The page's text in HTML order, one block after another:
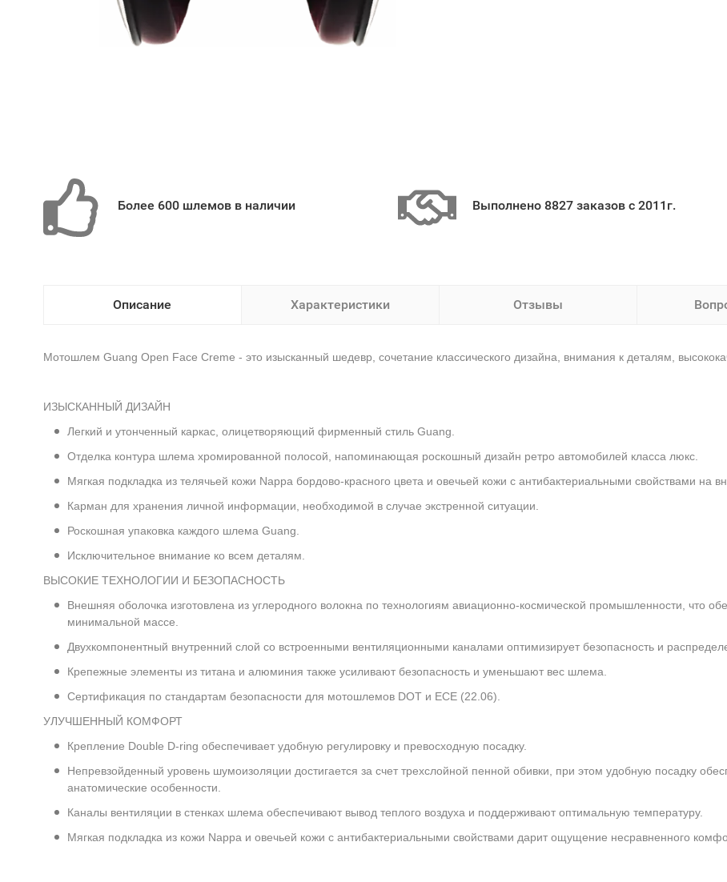
Более 600 шлемов в наличии Выполнено 8827 заказов с 2011г.
Описание Характеристики Отзывы
Мотошлем Guang Open Face Creme - это изысканный шедевр, сочетание классического дизайна, внимания к деталям,
ИЗЫСКАННЫЙ ДИЗАЙН
Легкий и утонченный каркас, олицетворяющий фирменный стиль Guang.
Отделка контура шлема хромированной полосой, напоминающая роскошный дизайн ретро автомобилей класса люкс.
Мягкая подкладка из телячьей кожи Nappa бордово-красного цвета и овечьей кожи с антибактериальными свойствами на
Карман для хранения личной информации, необходимой в случае экстренной ситуации.
Роскошная упаковка каждого шлема Guang.
Исключительное внимание ко всем деталям.
ВЫСОКИЕ ТЕХНОЛОГИИ И БЕЗОПАСНОСТЬ
Внешняя оболочка изготовлена из углеродного волокна по технологиям авиационно-космической промышленности, что
минимальной массе.
Двухкомпонентный внутренний слой со встроенными вентиляционными каналами оптимизирует безопасность и
Крепежные элементы из титана и алюминия также усиливают безопасность и уменьшают вес шлема.
Сертификация по стандартам безопасности для мотошлемов DOT и ECE (22.06).
УЛУЧШЕННЫЙ КОМФОРТ
Крепление Double D-ring обеспечивает удобную регулировку и превосходную посадку.
Непревзойденный уровень шумоизоляции достигается за счет трехслойной пенной обивки, при этом удобную посадку
анатомические особенности.
Каналы вентиляции в стенках шлема обеспечивают вывод теплого воздуха и поддерживают оптимальную температуру.
Мягкая подкладка из кожи Nappa и овечьей кожи с антибактериальными свойствами дарит ощущение несравненного